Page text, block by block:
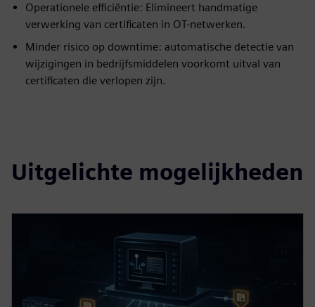
Operationele efficiëntie: Elimineert handmatige
verwerking van certificaten in OT-netwerken.
Minder risico op downtime: automatische detectie van
wijzigingen in bedrijfsmiddelen voorkomt uitval van
certificaten die verlopen zijn.
Uitgelichte mogelijkheden